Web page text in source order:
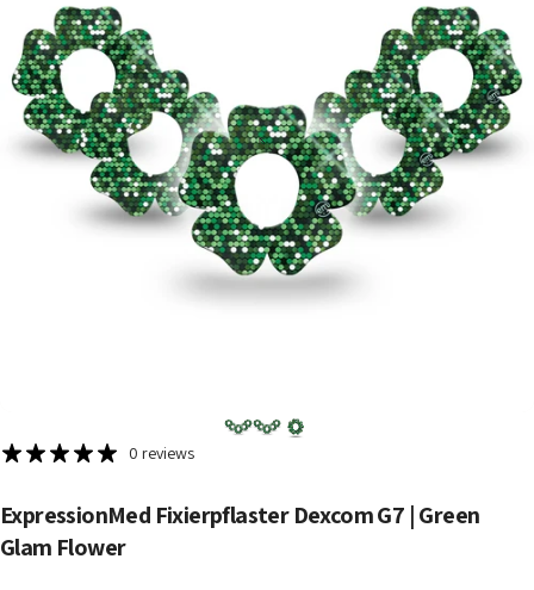
0 reviews
ExpressionMed Fixierpflaster DexcomG7 |Green
Glam Flower